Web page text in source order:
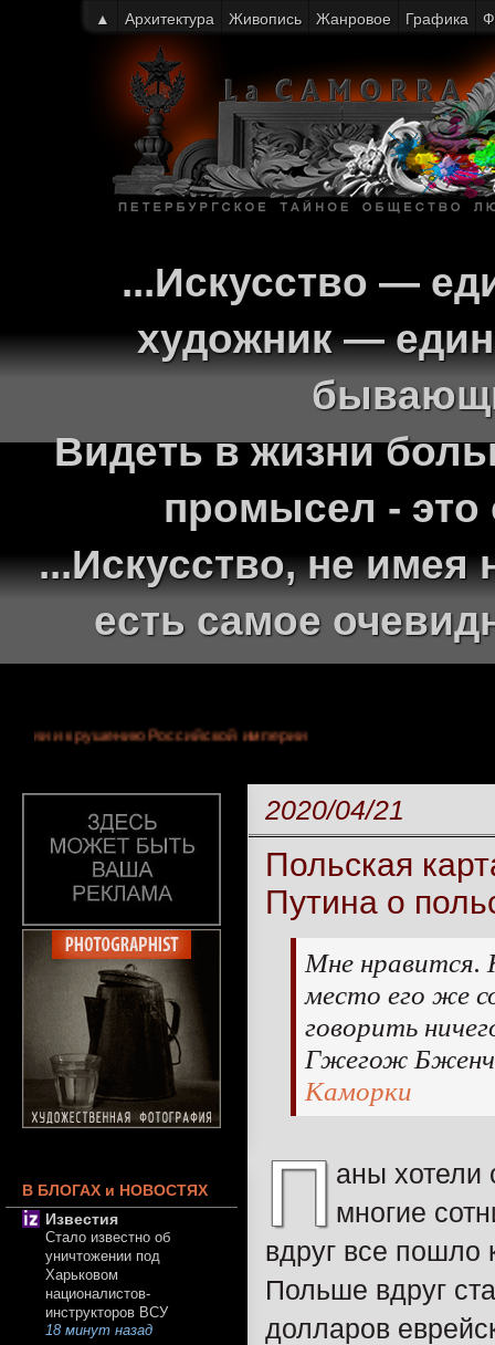
...Искусство —
художник —
Видеть в жизни
промысел - это
...Искусство, не
есть самое
и крушению Российской империи
2020/04/21
Польская
Путина о
Мне нравится.
место его же
говорить
Гжегож
Каморки
П аны хотели
многие
вдруг все пошло
Польше вдруг
долларов
В БЛОГАХ и НОВОСТЯХ
Известия
Стало известно об
уничтожении под
Харьковом
националистов-
инструкторов ВСУ
18 минут назад
▲ Архитектура Живопись Жанровое Графика